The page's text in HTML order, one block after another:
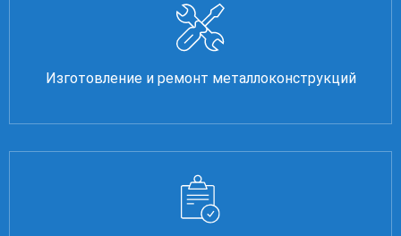
Изготовление и ремонт металлоконструкций